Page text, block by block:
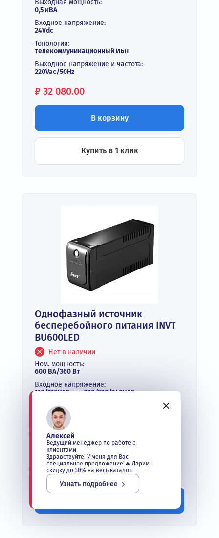
Выходная мощность:
0,5 кВА
Входное напряжение:
24Vdc
Топология:
телекоммуникационный ИБП
Выходное напряжение и частота:
220Vac/50Hz
Цена:
₽ 32 080.00
В корзину
Купить в 1 клик
Однофазный источник
бесперебойного питания INVT
BU600LED
Нет в наличии
Ном. мощность:
600 ВА/360 Вт
Входное напряжение:
110/120VAC или 220/230/240VAC
Фазность:
однофазный
Количество и емкость аккумулятора:
1*12V/7AH
Опция:
Под заказ
Алексей
Ведущий менеджер по работе с
клиентами
Здравствуйте! У меня для Вас
специальное предложение!🔥 Дарим
скидку до 30% на весь каталог!
Узнать подробнее